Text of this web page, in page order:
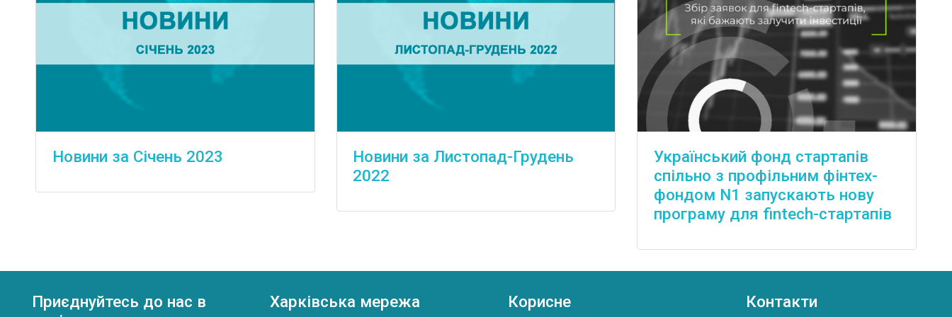
Новини за Січень 2023
Новини за Листопад-Грудень
2022
Український фонд стартапів
спільно з профільним фінтех-
фондом N1 запускають нову
програму для fintech-стартапів
Приєднуйтесь до нас в
Харківська мережа Корисне Контакти